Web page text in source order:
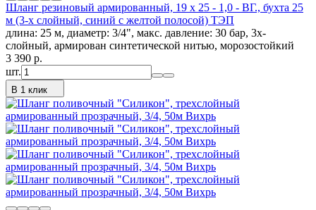
Шланг резиновый армированный, 19 х 25 - 1,0 - ВГ., бухта 25
м (3-х слойный, синий с желтой полосой) ТЭП
длина: 25 м, диаметр: 3/4", макс. давление: 30 бар, 3х-
слойный, армирован синтетической нитью, морозостойкий
3 390 p.
шт.
В 1 клик